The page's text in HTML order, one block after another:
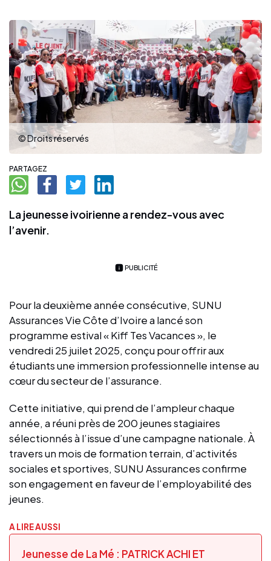
© Droits réservés
PARTAGEZ
La jeunesse ivoirienne a rendez-vous avec
l’avenir.
PUBLICITÉ
Pour la deuxième année consécutive, SUNU
Assurances Vie Côte d’Ivoire a lancé son
programme estival « Kiff Tes Vacances », le
vendredi 25 juilet 2025, conçu pour offrir aux
étudiants une immersion professionnelle intense au
cœur du secteur de l’assurance.
Cette initiative, qui prend de l’ampleur chaque
année, a réuni près de 200 jeunes stagiaires
sélectionnés à l’issue d’une campagne nationale. À
travers un mois de formation terrain, d’activités
sociales et sportives, SUNU Assurances confirme
son engagement en faveur de l’employabilité des
jeunes.
A LIRE AUSSI
Jeunesse de La Mé : PATRICK ACHI ET